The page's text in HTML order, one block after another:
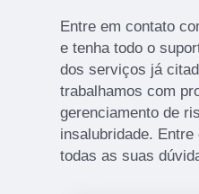
Entre em contato
e tenha todo o
dos serviços já
trabalhamos com
gerenciamento de
insalubridade.
todas as suas